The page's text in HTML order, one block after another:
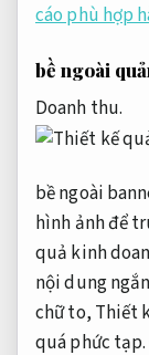
cáo phù hợp
bề ngoài
Doanh thu.
bề ngoài
hình ảnh để
quả kinh
nội dung
chữ to, Thiết
quá phức tạp.